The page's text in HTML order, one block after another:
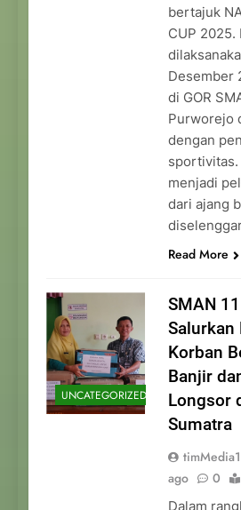
bertajuk
CUP 2025.
Desember
di GOR
Purworejo
dengan
sportivitas.
menjadi
dari ajang
Read More
UNCATEGORIZED
SMAN
Salurkan
Korban
Banjir
Longsor
Sumatra
ago
0
Dalam